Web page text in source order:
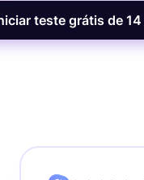
teste grátis de 14